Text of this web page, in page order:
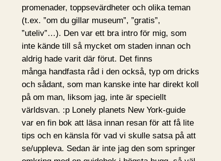
promenader, toppsevärdheter och olika teman
(t.ex. ”om du gillar museum”, ”gratis”,
”uteliv”…). Den var ett bra intro för mig, som
inte kände till så mycket om staden innan och
aldrig hade varit där förut. Det finns
många handfasta råd i den också, typ om dricks
och sådant, som man kanske inte har direkt koll
på om man, liksom jag, inte är speciellt
världsvan. :p Lonely planets New York-guide
var en fin bok att läsa innan resan för att få lite
tips och en känsla för vad vi skulle satsa på att
se/uppleva. Sedan är inte jag den som springer